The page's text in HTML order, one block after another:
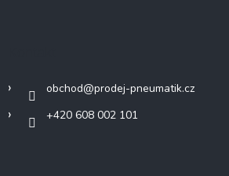
obchod@prodej-pneumatik.cz
+420 608 002 101